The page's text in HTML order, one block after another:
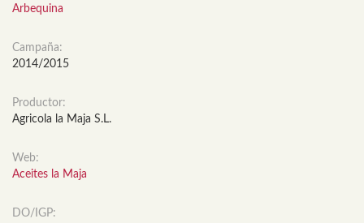
Arbequina
Campaña:
2014/2015
Productor:
Agricola la Maja S.L.
Web:
Aceites la Maja
DO/IGP: